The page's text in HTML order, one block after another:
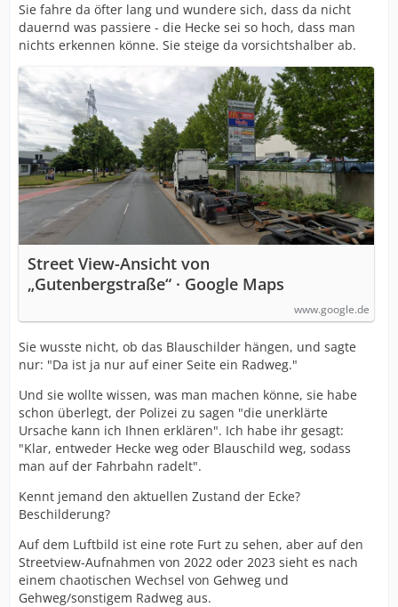
Sie fahre da öfter lang und wundere sich, dass da nicht
dauernd was passiere - die Hecke sei so hoch, dass man
nichts erkennen könne. Sie steige da vorsichtshalber ab.
Street View-Ansicht von
„Gutenbergstraße“ · Google Maps
www.google.de
Sie wusste nicht, ob das Blauschilder hängen, und sagte
nur: "Da ist ja nur auf einer Seite ein Radweg."
Und sie wollte wissen, was man machen könne, sie habe
schon überlegt, der Polizei zu sagen "die unerklärte
Ursache kann ich Ihnen erklären". Ich habe ihr gesagt:
"Klar, entweder Hecke weg oder Blauschild weg, sodass
man auf der Fahrbahn radelt".
Kennt jemand den aktuellen Zustand der Ecke?
Beschilderung?
Auf dem Luftbild ist eine rote Furt zu sehen, aber auf den
Streetview-Aufnahmen von 2022 oder 2023 sieht es nach
einem chaotischen Wechsel von Gehweg und
Gehweg/sonstigem Radweg aus.